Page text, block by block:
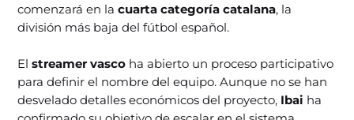
comenzará en lacuarta categoría catalana, la
división más baja del fútbol español.
Elstreamer vasco ha abierto un proceso participativo
para definir el nombre del equipo. Aunque no se han
desvelado detalles económicos del proyecto, Ibai ha